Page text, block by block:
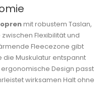
mit robustem Taslan,
Flexibilität und
Fleecezone gibt
Muskulatur entspannt
Design passt
wirksamen Halt ohne